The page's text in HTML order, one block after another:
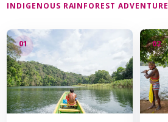
INDIGENOUS RAINFOREST ADVENTURE